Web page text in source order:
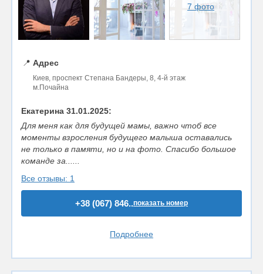
7 фото
📍 Адрес
Киев, проспект Степана Бандеры, 8, 4-й этаж
м.Почайна
Екатерина 31.01.2025:
Для меня как для будущей мамы, важно чтоб все
моменты взросления будущего малыша оставались
не только в памяти, но и на фото. Спасибо большое
команде за......
Все отзывы: 1
+38 (067) 846..показать номер
Подробнее